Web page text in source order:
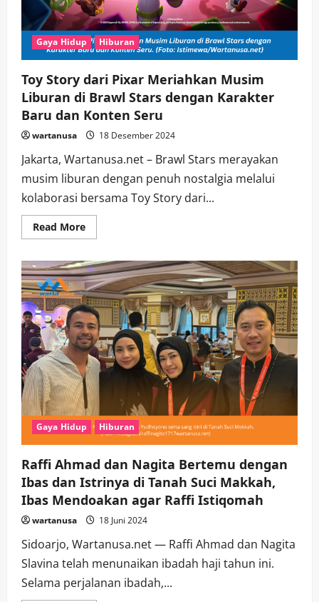
Gaya Hidup Hiburan
Toy Story dari Pixar Meriahkan Musim
Liburan di Brawl Stars dengan Karakter
Baru dan Konten Seru
wartanusa 18 Desember 2024
Jakarta, Wartanusa.net – Brawl Stars merayakan
musim liburan dengan penuh nostalgia melalui
kolaborasi bersama Toy Story dari...
Read MoreRead
more
Story
dari
Pixar
Meriahkan
Musim
Liburan
di
Brawl
Stars
dengan
Karakter
Baru
dan
Konten
Seru
Gaya Hidup Hiburan
Raffi Ahmad dan Nagita Bertemu dengan
Ibas dan Istrinya di Tanah Suci Makkah,
Ibas Mendoakan agar Raffi Istiqomah
wartanusa 18 Juni 2024
Sidoarjo, Wartanusa.net — Raffi Ahmad dan Nagita
Slavina telah menunaikan ibadah haji tahun ini.
Selama perjalanan ibadah,...